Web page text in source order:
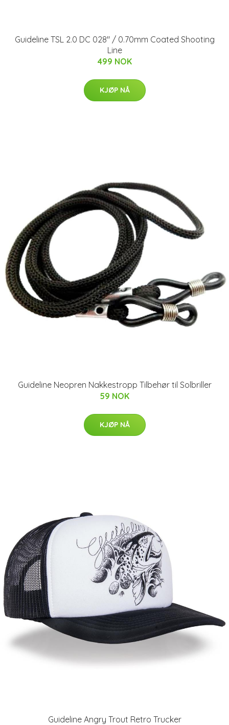
Guideline TSL 2.0 DC 028" / 0.70mm Coated Shooting
Line
499 NOK
KJØP NÅ
Guideline Neopren Nakkestropp Tilbehør til Solbriller
59 NOK
KJØP NÅ
Guideline Angry Trout Retro Trucker